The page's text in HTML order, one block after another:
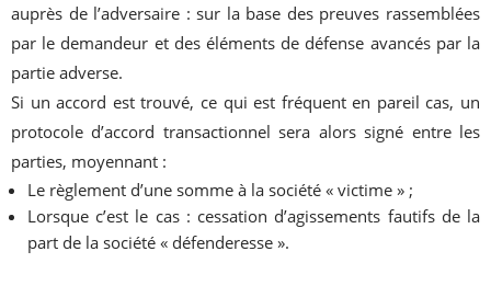
auprès de l’adversaire : sur la base des preuves rassemblées
par le demandeur et des éléments de défense avancés par la
partie adverse.
Si un accord est trouvé, ce qui est fréquent en pareil cas, un
protocole d’accord transactionnel sera alors signé entre les
parties, moyennant :
Le règlement d’une somme à la société « victime » ;
Lorsque c’est le cas : cessation d’agissements fautifs de la
part de la société « défenderesse ».